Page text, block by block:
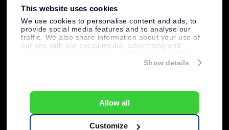
This website uses cookies
We use cookies to personalise content and ads, to
provide social media features and to analyse our
traffic. We also share information about your use of
our site with our social media, advertising and
information that you’ve provided to them or that
Show details
Allow all
Customize